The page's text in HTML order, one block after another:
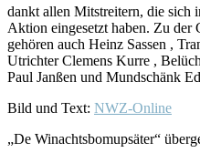
dankt allen Mitstreitern, die sich
Aktion eingesetzt haben. Zu der
gehören auch Heinz Sassen ,
Utrichter Clemens Kurre ,
Paul Janßen und Mundschänk
Bild und Text: NWZ-Online
„De Winachtsbomupsäter“